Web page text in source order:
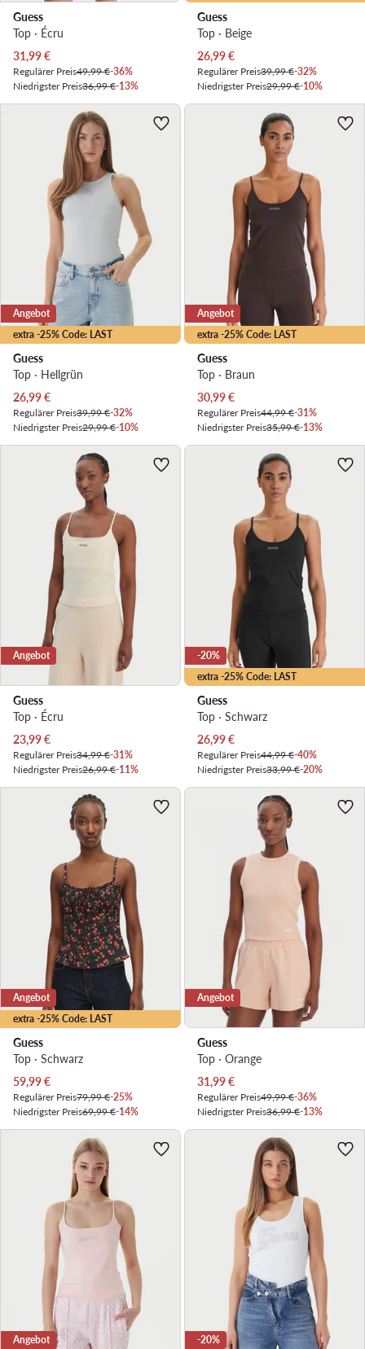
Guess
Top · Écru
Aktueller Preis
31,99€
Regulärer Preis49,99 €-36%
Niedrigster Preis36,99 €-13%
Guess
Top · Beige
Aktueller Preis
26,99€
Regulärer Preis39,99 €-32%
Niedrigster Preis29,99 €-10%
extra -25% Code: LAST
Angebot
Guess
Top · Hellgrün
Aktueller Preis
26,99€
Regulärer Preis39,99 €-32%
Niedrigster Preis29,99 €-10%
extra -25% Code: LAST
Angebot
Guess
Top · Braun
Aktueller Preis
30,99€
Regulärer Preis44,99 €-31%
Niedrigster Preis35,99 €-13%
Angebot
Guess
Top · Écru
Aktueller Preis
23,99€
Regulärer Preis34,99 €-31%
Niedrigster Preis26,99 €-11%
extra -25% Code: LAST
-20%
Guess
Top · Schwarz
Aktueller Preis
26,99€
Regulärer Preis44,99 €-40%
Niedrigster Preis33,99 €-20%
extra -25% Code: LAST
Angebot
Guess
Top · Schwarz
Aktueller Preis
59,99€
Regulärer Preis79,99 €-25%
Niedrigster Preis69,99 €-14%
Angebot
Guess
Top · Orange
Aktueller Preis
31,99€
Regulärer Preis49,99 €-36%
Niedrigster Preis36,99 €-13%
Angebot -20%